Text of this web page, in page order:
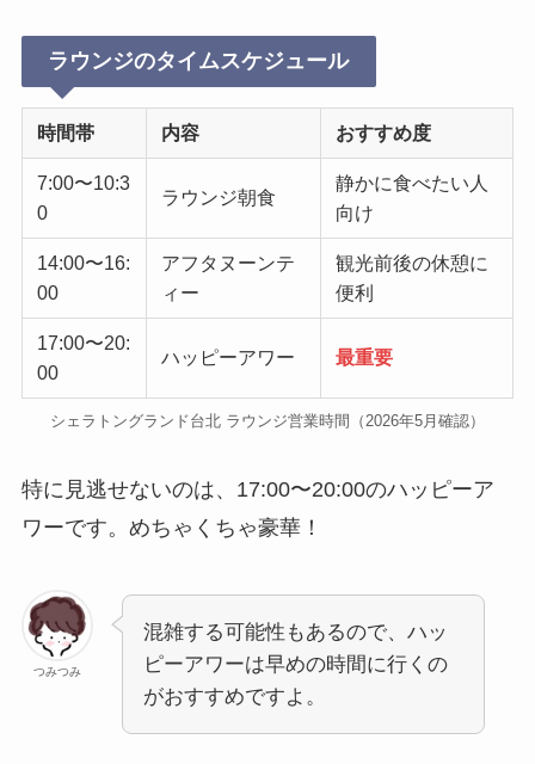
ラウンジのタイムスケジュール
時間帯 内容 おすすめ度
7:00〜10:3
0
ラウンジ朝食
静かに食べたい人
向け
14:00〜16:
00
アフタヌーンテ
ィー
観光前後の休憩に
便利
17:00〜20:
00
ハッピーアワー 最重要
シェラトングランド台北 ラウンジ営業時間（2026年5月確認）
特に見逃せないのは、17:00〜20:00のハッピーア
ワーです。めちゃくちゃ豪華！
つみつみ
混雑する可能性もあるので、ハッ
ピーアワーは早めの時間に行くの
がおすすめですよ。